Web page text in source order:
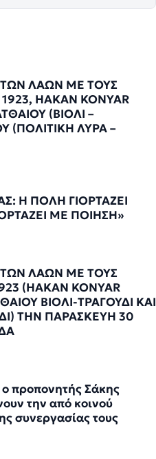
ΤΩΝ ΛΑΩΝ ΜΕ ΤΟΥΣ
HAKAN KONYAR
(ΒΙΟΛΙ –
(ΠΟΛΙΤΙΚΗ ΛΥΡΑ –
Η ΠΟΛΗ ΓΙΟΡΤΑΖΕΙ
ΜΕ ΠΟΙΗΣΗ»
ΤΩΝ ΛΑΩΝ ΜΕ ΤΟΥΣ
(HAKAN KONYAR
ΒΙΟΛΙ-ΤΡΑΓΟΥΔΙ ΚΑΙ
ΤΗΝ ΠΑΡΑΣΚΕΥΗ 30
προπονητής Σάκης
την από κοινού
συνεργασίας τους